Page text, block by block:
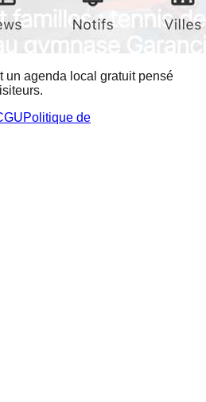
un agenda local gratuit pensé
Politique de